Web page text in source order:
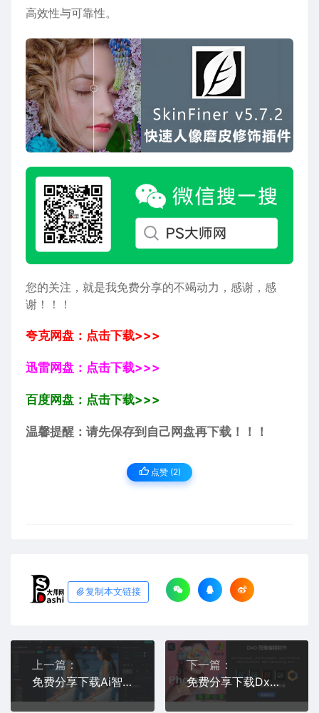
高效性与可靠性。
您的关注，就是我免费分享的不竭动力，感谢，感
谢！！！
夸克网盘：点击下载>>>
迅雷网盘：点击下载>>>
百度网盘：点击下载>>>
温馨提醒：请先保存到自己网盘再下载！！！
点赞 (2)
复制本文链接
上一篇：
免费分享下载Ai智能修图摄影后期Perfectly Clear WorkBench v4.8.0.2852 win中文版安装包
下一篇：
免费分享下载DxO PhotoLab Elite v9.0.2.68 for Win版RAW照片摄影后期批量处理软件修图多国语言中文安装包